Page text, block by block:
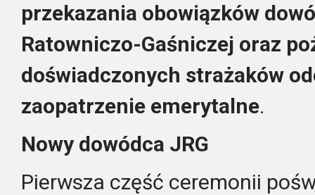
przekazania obowiązków
Ratowniczo-Gaśniczej oraz
doświadczonych strażaków
zaopatrzenie emerytalne.
Nowy dowódca JRG
Pierwsza część ceremonii